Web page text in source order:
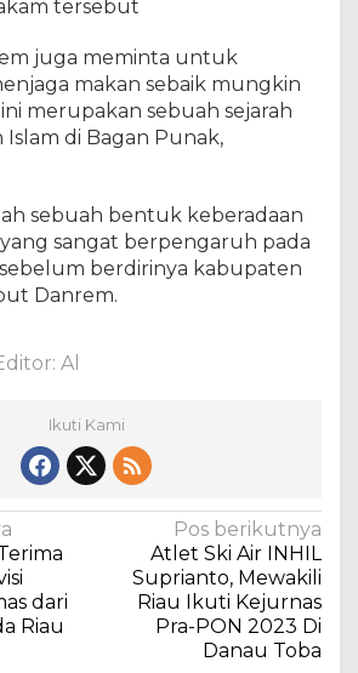
n
a
k
k
i
h
N
tersebut
juga meminta untuk
makan sebaik mungkin
merupakan sebuah sejarah
di Bagan Punak,
sebuah bentuk keberadaan
sangat berpengaruh pada
berdirinya kabupaten
Danrem.
Al
Ikuti Kami
dari
Riau
Pos berikutnya
Atlet Ski Air INHIL
Suprianto, Mewakili
Riau Ikuti Kejurnas
Pra-PON 2023 Di
Danau Toba